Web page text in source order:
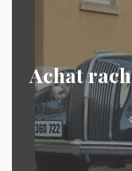
Achat